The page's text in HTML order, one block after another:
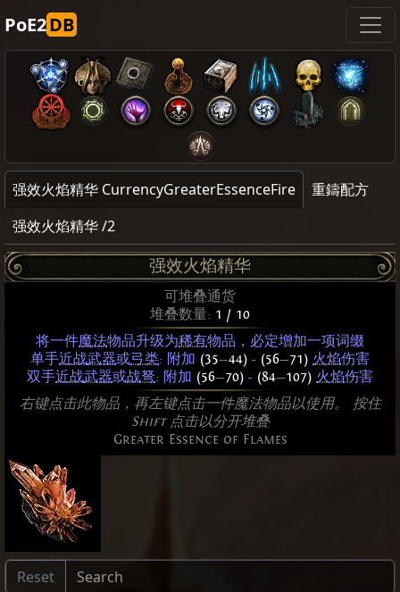
PoE2DB
强效火焰精华 CurrencyGreaterEssenceFire
重鑄配方
强效火焰精华 /2
强效火焰精华
可堆叠通货
堆叠数量: 1 / 10
将一件魔法物品升级为稀有物品，必定增加一项词缀
单手近战武器或弓类: 附加 (35—44) - (56—71) 火焰伤害
双手近战武器或战弩: 附加 (56—70) - (84—107) 火焰伤害
右键点击此物品，再左键点击一件魔法物品以使用。 按住
Shift 点击以分开堆叠
Greater Essence of Flames